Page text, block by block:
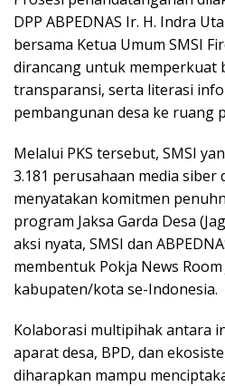
DPP ABPEDNAS Ir. H. Indra
bersama Ketua Umum SMSI
dirancang untuk memperkuat
transparansi, serta literasi
pembangunan desa ke ruang
Melalui PKS tersebut, SMSI
3.181 perusahaan media
menyatakan komitmen
program Jaksa Garda Desa
aksi nyata, SMSI dan
membentuk Pokja News
kabupaten/kota se-Indonesia.
Kolaborasi multipihak antara
aparat desa, BPD, dan
diharapkan mampu